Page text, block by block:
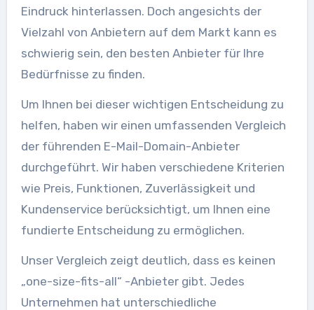
Eindruck hinterlassen. Doch angesichts der
Vielzahl von Anbietern auf dem Markt kann es
schwierig sein, den besten Anbieter für Ihre
Bedürfnisse zu finden.
Um Ihnen bei dieser wichtigen Entscheidung zu
helfen, haben wir einen umfassenden Vergleich
der führenden E-Mail-Domain-Anbieter
durchgeführt. Wir haben verschiedene Kriterien
wie Preis, Funktionen, Zuverlässigkeit und
Kundenservice berücksichtigt, um Ihnen eine
fundierte Entscheidung zu ermöglichen.
Unser Vergleich zeigt deutlich, dass es keinen
„one-size-fits-all“ -Anbieter gibt. Jedes
Unternehmen hat unterschiedliche